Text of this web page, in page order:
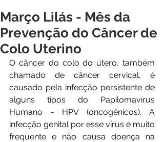
Março Lilás - Mês da
Prevenção do Câncer de
Colo Uterino
O câncer do colo do útero, também
chamado de câncer cervical, é
causado pela infecção persistente de
alguns tipos do Papilomavírus
Humano - HPV (oncogênicos). A
infecção genital por esse vírus é muito
frequente e não causa doença na